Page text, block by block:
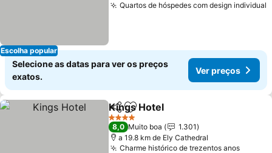
Escolha popular
Quartos de hóspedes com design individual
Selecione as datas para ver os preços
exatos.
Ver preços
PartilharAdicionar aos favoritos
Kings Hotel
4 Estrelas
8,0 Muito boa
1.301
a 19.8 km de Ely Cathedral
Charme histórico de trezentos anosVer